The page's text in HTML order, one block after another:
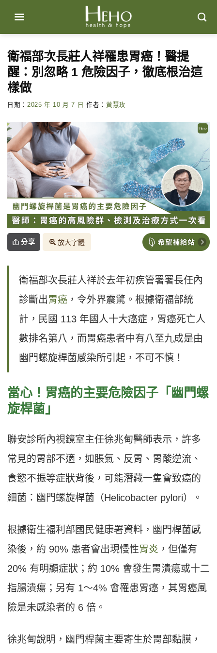
content
衛福部次長莊人祥罹患胃癌！醫提
醒：別忽略 1 危險因子，徹底根治這
樣做
日期： 2025 年 10 月 7 日 作者： 黃慧玫
分享 放大字體
衛福部次長莊人祥於去年初疾管署署長任內
診斷出胃癌 ，令外界震驚。根據衛福部統
計，民國 113 年國人十大癌症，胃癌死亡人
數排名第八，而胃癌患者中有八至九成是由
幽門螺旋桿菌感染所引起，不可不慎！
當心！胃癌的主要危險因子「幽門螺
旋桿菌」
聯安診所內視鏡室主任徐兆甸醫師表示，許多
常見的胃部不適，如脹氣、反胃、胃酸逆流、
食慾不振等症狀背後，可能潛藏一隻會致癌的
細菌：幽門螺旋桿菌（Helicobacter pylori）。
根據衛生福利部國民健康署資料，幽門桿菌感
染後，約 90% 患者會出現慢性胃炎 ，但僅有
20% 有明顯症狀；約 10% 會發生胃潰瘍或十二
指腸潰瘍；另有 1〜4% 會罹患胃癌，其胃癌風
險是未感染者的 6 倍。
徐兆甸說明，幽門桿菌主要寄生於胃部黏膜，